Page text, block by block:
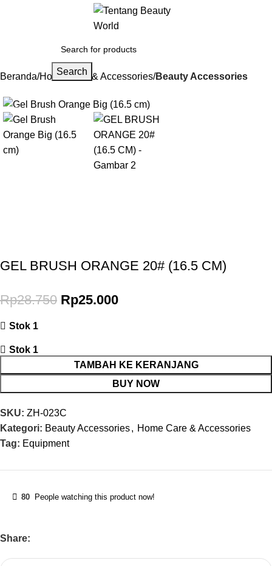
Search
Beranda Home Care & Accessories Beauty Accessories
-13%
GEL BRUSH ORANGE 20# (16.5 CM)
Rp28.750 Rp25.000
Stok 1
Stok 1
TAMBAH KE KERANJANG
BUY NOW
SKU: ZH-023C
Kategori: Beauty Accessories, Home Care & Accessories
Tag: Equipment
80 People watching this product now!
Share: